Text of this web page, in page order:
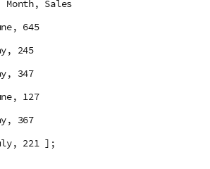
Sales
645
245
347
127
367
221 ];